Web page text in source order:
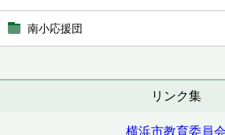
南小応援団
リンク集
横浜市教育委員会